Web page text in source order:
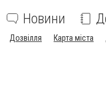
Новини
Дозвілля Карта міста